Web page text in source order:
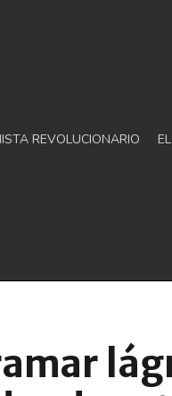
REVOLUCIONARIO